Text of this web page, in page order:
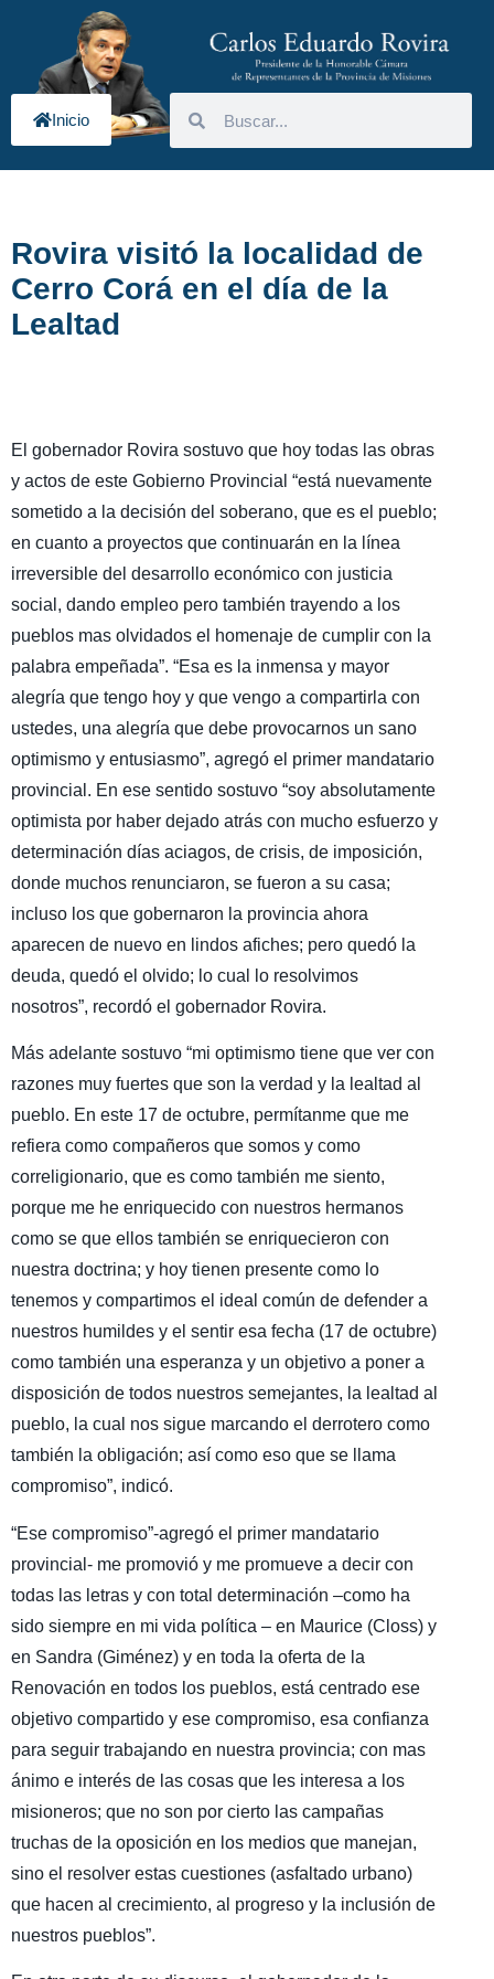
Inicio
Rovira visitó la localidad de
Cerro Corá en el día de la
Lealtad
El gobernador Rovira sostuvo que hoy todas las obras
y actos de este Gobierno Provincial “está nuevamente
sometido a la decisión del soberano, que es el pueblo;
en cuanto a proyectos que continuarán en la línea
irreversible del desarrollo económico con justicia
social, dando empleo pero también trayendo a los
pueblos mas olvidados el homenaje de cumplir con la
palabra empeñada”. “Esa es la inmensa y mayor
alegría que tengo hoy y que vengo a compartirla con
ustedes, una alegría que debe provocarnos un sano
optimismo y entusiasmo”, agregó el primer mandatario
provincial. En ese sentido sostuvo “soy absolutamente
optimista por haber dejado atrás con mucho esfuerzo y
determinación días aciagos, de crisis, de imposición,
donde muchos renunciaron, se fueron a su casa;
incluso los que gobernaron la provincia ahora
aparecen de nuevo en lindos afiches; pero quedó la
deuda, quedó el olvido; lo cual lo resolvimos
nosotros”, recordó el gobernador Rovira.
Más adelante sostuvo “mi optimismo tiene que ver con
razones muy fuertes que son la verdad y la lealtad al
pueblo. En este 17 de octubre, permítanme que me
refiera como compañeros que somos y como
correligionario, que es como también me siento,
porque me he enriquecido con nuestros hermanos
como se que ellos también se enriquecieron con
nuestra doctrina; y hoy tienen presente como lo
tenemos y compartimos el ideal común de defender a
nuestros humildes y el sentir esa fecha (17 de octubre)
como también una esperanza y un objetivo a poner a
disposición de todos nuestros semejantes, la lealtad al
pueblo, la cual nos sigue marcando el derrotero como
también la obligación; así como eso que se llama
compromiso”, indicó.
“Ese compromiso”-agregó el primer mandatario
provincial- me promovió y me promueve a decir con
todas las letras y con total determinación –como ha
sido siempre en mi vida política – en Maurice (Closs) y
en Sandra (Giménez) y en toda la oferta de la
Renovación en todos los pueblos, está centrado ese
objetivo compartido y ese compromiso, esa confianza
para seguir trabajando en nuestra provincia; con mas
ánimo e interés de las cosas que les interesa a los
misioneros; que no son por cierto las campañas
truchas de la oposición en los medios que manejan,
sino el resolver estas cuestiones (asfaltado urbano)
que hacen al crecimiento, al progreso y la inclusión de
nuestros pueblos”.